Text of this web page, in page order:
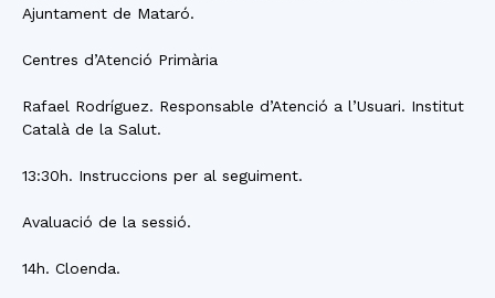
Ajuntament de Mataró.
Centres d’Atenció Primària
Rafael Rodríguez. Responsable d’Atenció a l’Usuari. Institut
Català de la Salut.
13:30h. Instruccions per al seguiment.
Avaluació de la sessió.
14h. Cloenda.